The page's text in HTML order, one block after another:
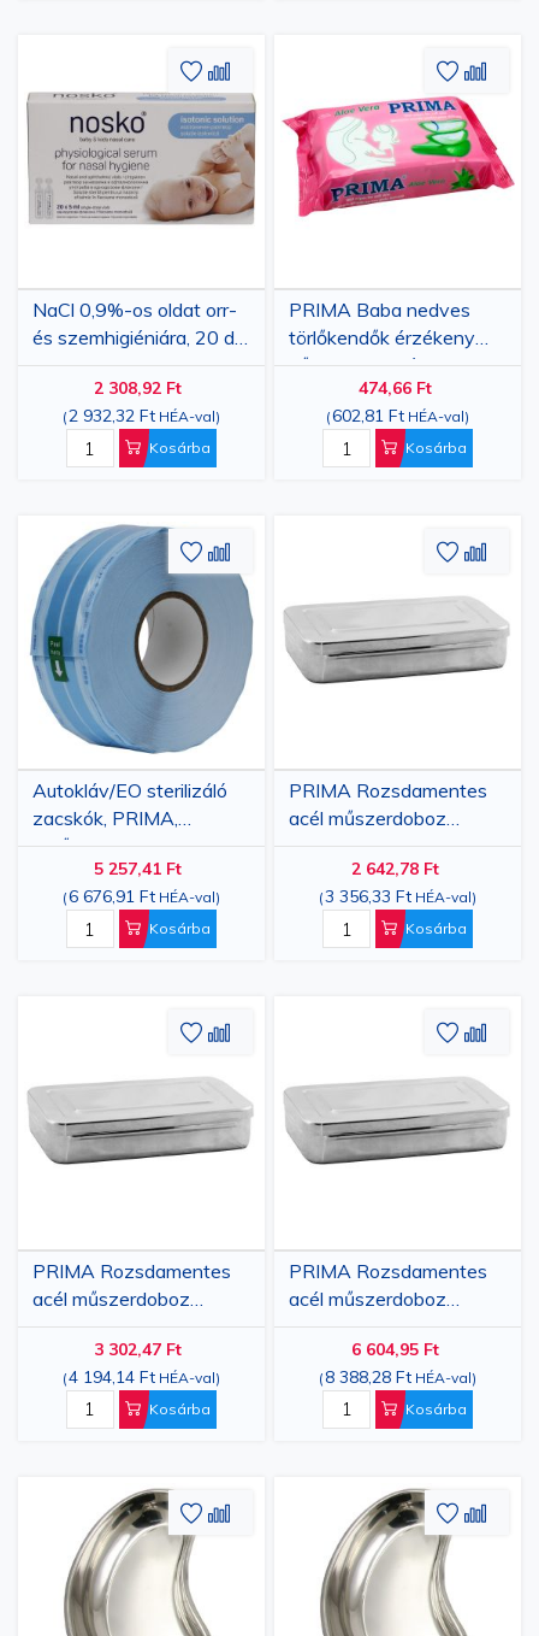
NaCl 0,9%-os oldat orr-
és szemhigiéniára, 20 db
5 ml-es fiola
2 308,92 Ft
(2 932,32 Ft HÉA-val)
Kosárba
Hozzáadás
a
kívánságlistához
Hozzáadás
az
összehasonlításhoz
PRIMA Baba nedves
törlőkendők érzékeny
bőrre aloe verával,
alkoholmentes, 72 darab
474,66 Ft
(602,81 Ft HÉA-val)
Kosárba
a
Autokláv/EO sterilizáló
zacskók, PRIMA,
redővel,
75x25mmx100m
5 257,41 Ft
(6 676,91 Ft HÉA-val)
Kosárba
Hozzáadás
a
kívánságlistához
Hozzáadás
az
összehasonlításhoz
PRIMA Rozsdamentes
acél műszerdoboz
17x07x3 cm, 0. sz
2 642,78 Ft
(3 356,33 Ft HÉA-val)
Kosárba
PRIMA Rozsdamentes
acél műszerdoboz
20X10X4 cm, 1. sz
3 302,47 Ft
(4 194,14 Ft HÉA-val)
Kosárba
Hozzáadás
kívánságlistához
Hozzáadás
összehasonlításhoz
PRIMA Rozsdamentes
acél műszerdoboz
26X15X5 cm, 2. sz
6 604,95 Ft
(8 388,28 Ft HÉA-val)
Kosárba
Hozzáadás
kívánságlistához
Hozzáadás
összehasonlításhoz